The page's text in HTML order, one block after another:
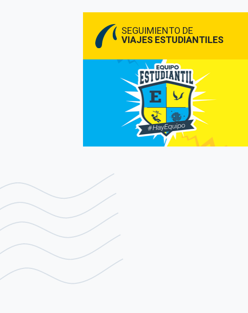
SEGUIMIENTO DE
VIAJES ESTUDIANTILES